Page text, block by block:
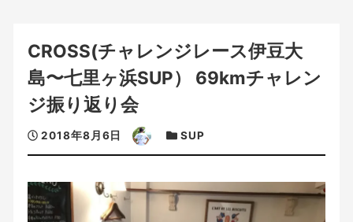
CROSS(チャレンジレース伊豆大
島〜七里ヶ浜SUP） 69kmチャレン
ジ振り返り会
投
稿
日
2018年8月6日
著
者
カ
テ
ゴ
リ
SUP